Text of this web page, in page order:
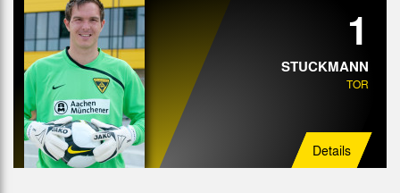
Mittelfeld
Angriff
1
STUCKMANN
TOR
Details